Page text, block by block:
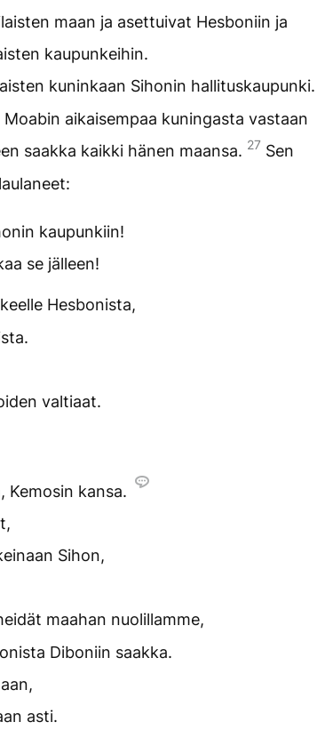
maan ja asettuivat Hesboniin ja
kaupunkeihin.
kuninkaan Sihonin hallituskaupunki.
aikaisempaa kuningasta vastaan
saakka kaikki hänen maansa. 27 Sen
kaupunkiin!
se jälleen!
Hesbonista,
valtiaat.
Kemosin kansa.
Sihon,
maahan nuolillamme,
Diboniin saakka.
asti.